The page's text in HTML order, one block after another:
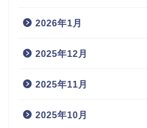
2026年1月
2025年12月
2025年11月
2025年10月